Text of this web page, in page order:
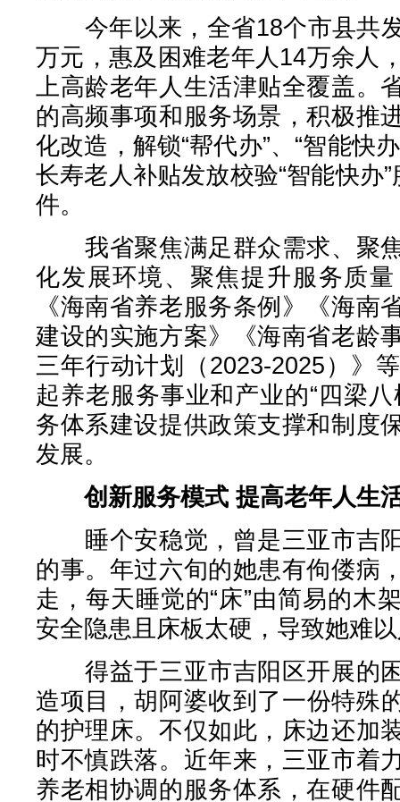
今年以来，全省18个市县共
万元，惠及困难老年人14万余人
上高龄老年人生活津贴全覆盖。
的高频事项和服务场景，积极推
化改造，解锁“帮代办”、“智能快
长寿老人补贴发放校验“智能快办
件。
我省聚焦满足群众需求、聚
化发展环境、聚焦提升服务质
《海南省养老服务条例》《海南
建设的实施方案》《海南省老龄
三年行动计划（2023-2025）》
起养老服务事业和产业的“四梁
务体系建设提供政策支撑和制度
发展。
创新服务模式 提高老年人生
睡个安稳觉，曾是三亚市吉
的事。年过六旬的她患有佝偻病
走，每天睡觉的“床”由简易的木
安全隐患且床板太硬，导致她难
得益于三亚市吉阳区开展的
造项目，胡阿婆收到了一份特
的护理床。不仅如此，床边还加
时不慎跌落。近年来，三亚市着
养老相协调的服务体系，在硬件